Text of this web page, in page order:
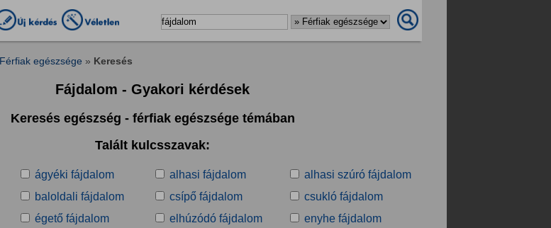
Férfiak egészsége » Keresés
Fájdalom - Gyakori kérdések
Keresés egészség - férfiak egészsége témában
Talált kulcsszavak:
ágyéki fájdalom alhasi fájdalom
alhasi szúró fájdalom
baloldali fájdalom csípő fájdalom
csukló fájdalom
égető fájdalom elhúzódó fájdalom
enyhe fájdalom